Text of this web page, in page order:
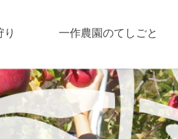
り 一作農園のてしごと